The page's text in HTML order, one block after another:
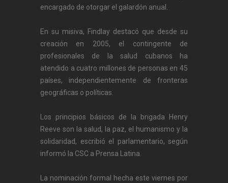
encargado de otorgar el galardón anual.
En su misiva, Findlay destacó que desde su
creación en 2005, el contingente de
profesionales de la salud cubanos ha
atendido a cuatro millones de personas en 45
países, independientemente de fronteras
geográficas o políticas.
Los principios básicos de la brigada Henry
Reeve son la salud, la paz, el humanismo y la
solidaridad, escribió el parlamentario, según
informó la CSC a Prensa Latina.
La nominación formal hecha este viernes por